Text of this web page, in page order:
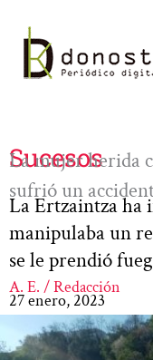
contenido
Sucesos
La mujer herida
sufrió un
La Ertzaintza ha
manipulaba un
se le prendió
A. E. / Redacción
27 enero, 2023